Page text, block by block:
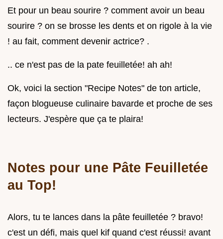
Et pour un beau sourire ? comment avoir un beau
sourire ? on se brosse les dents et on rigole à la vie
! au fait, comment devenir actrice? .
.. ce n'est pas de la pate feuilletée! ah ah!
Ok, voici la section "Recipe Notes" de ton article,
façon blogueuse culinaire bavarde et proche de ses
lecteurs. J'espère que ça te plaira!
Notes pour une Pâte Feuilletée
au Top!
Alors, tu te lances dans la pâte feuilletée ? bravo!
c'est un défi, mais quel kif quand c'est réussi! avant